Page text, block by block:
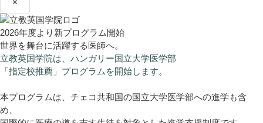
2026年度より新プログラム開始
世界を舞台に活躍する医師へ。
立教英国学院は、ハンガリー国立大学医学部
「指定校推薦」プログラムを開始します。
本プログラムは、チェコ共和国の国立大学医学部への進学も含
め、